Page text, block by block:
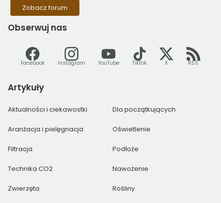
Zobacz forum
Obserwuj nas
Facebook Instagram YouTube TikTok X RSS
Artykuły
Aktualności i ciekawostki Dla początkujących
Aranżacja i pielęgnacja Oświetlenie
Filtracja Podłoże
Technika CO2 Nawożenie
Zwierzęta Rośliny